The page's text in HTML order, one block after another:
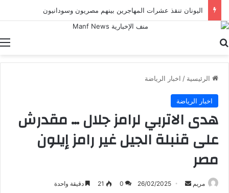
اليونان تنقذ عشرات المهاجرين بينهم مصريون وسودانيون
الرئيسية / اخبار الرياضة
اخبار الرياضة
هدى الاتربي لرامز جلال … مقدرش
على قنبلة الجيل غير رامز إيلون
مصر
مريم
أرسل 26/02/2025
0
21 دقيقة واحدة